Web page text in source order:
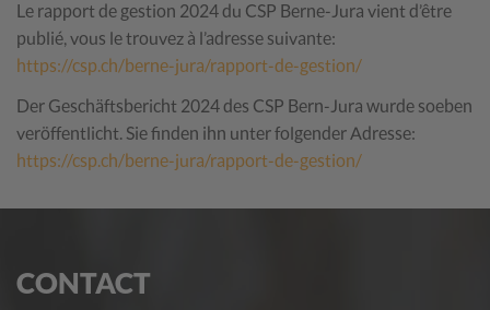
Le rapport de gestion 2024 du CSP Berne-Jura vient d’être
publié, vous le trouvez à l’adresse suivante:
https://csp.ch/berne-jura/rapport-de-gestion/
Der Geschäftsbericht 2024 des CSP Bern-Jura wurde soeben
veröffentlicht. Sie finden ihn unter folgender Adresse:
https://csp.ch/berne-jura/rapport-de-gestion/
CONTACT